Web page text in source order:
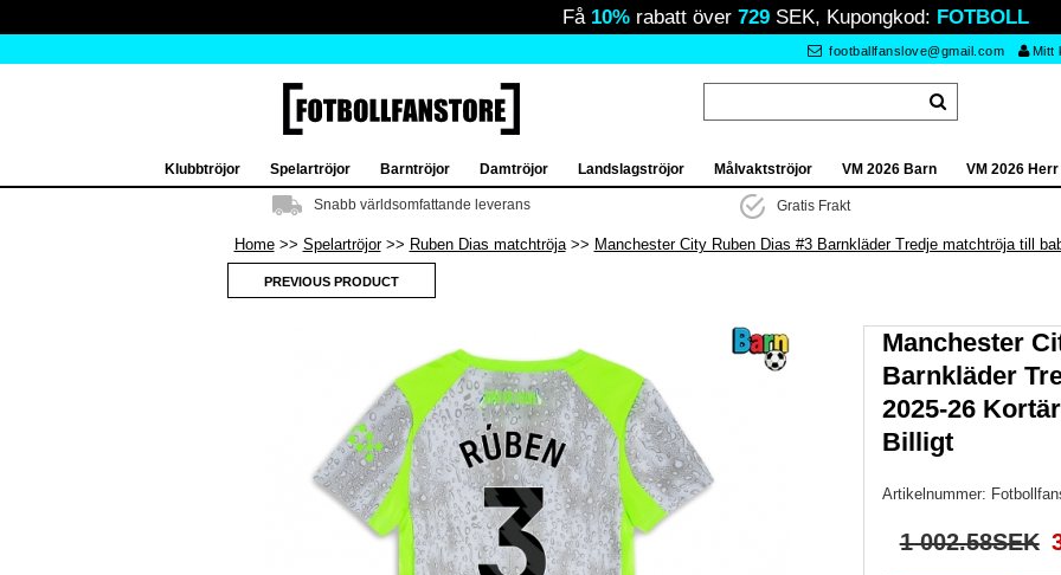
Få 10% rabatt över 729 SEK, Kupongkod: FOTBOLL
footballfanslove@gmail.com Mitt
Klubbtröjor Spelartröjor Barntröjor Damtröjor Landslagströjor Målvaktströjor VM 2026 Barn VM 2026 Herr
Snabb världsomfattande leverans Gratis Frakt
Home Spelartröjor Ruben Dias matchtröja Manchester City Ruben Dias #3 Barnkläder Tredje matchtröja till
PREVIOUS PRODUCT
Manchester
Barnkläder
2025-26
Billigt
Artikelnummer:
1 002.58SEK